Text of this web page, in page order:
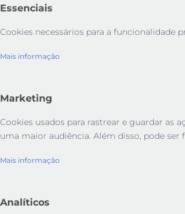
Essenciais
Cookies necessários para a funcionalidade
Mais informação
Marketing
Cookies usados ​​para rastrear e guardar as
uma maior audiência. Além disso, pode
Mais informação
Analíticos